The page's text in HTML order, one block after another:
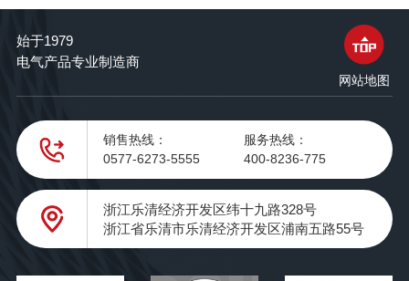
始于1979
电气产品专业制造商
网站地图
销售热线：
0577-6273-5555
服务热线：
400-8236-775
浙江乐清经济开发区纬十九路328号
浙江省乐清市乐清经济开发区浦南五路55号